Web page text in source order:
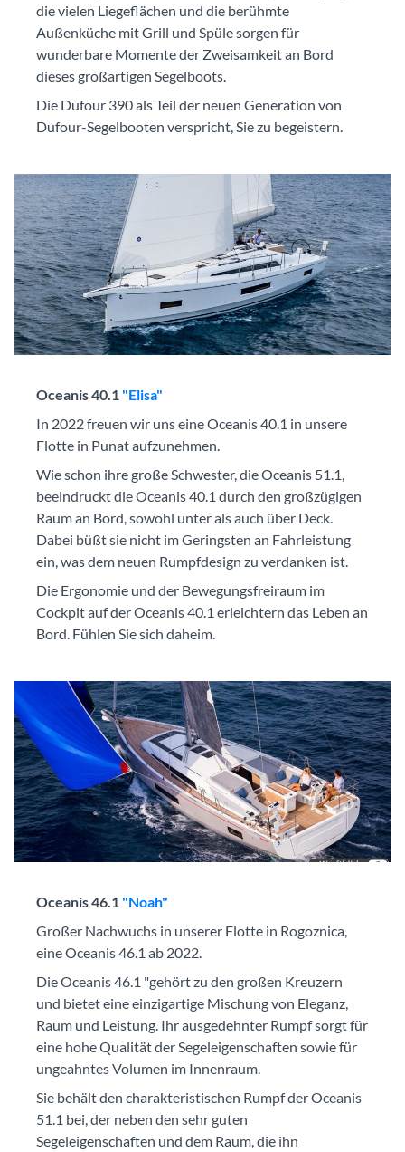
die vielen Liegeflächen und die berühmte
Außenküche mit Grill und Spüle sorgen für
wunderbare Momente der Zweisamkeit an Bord
dieses großartigen Segelboots.
Die Dufour 390 als Teil der neuen Generation von
Dufour-Segelbooten verspricht, Sie zu begeistern.
Oceanis 40.1 "Elisa"
In 2022 freuen wir uns eine Oceanis 40.1 in unsere
Flotte in Punat aufzunehmen.
Wie schon ihre große Schwester, die Oceanis 51.1,
beeindruckt die Oceanis 40.1 durch den großzügigen
Raum an Bord, sowohl unter als auch über Deck.
Dabei büßt sie nicht im Geringsten an Fahrleistung
ein, was dem neuen Rumpfdesign zu verdanken ist.
Die Ergonomie und der Bewegungsfreiraum im
Cockpit auf der Oceanis 40.1 erleichtern das Leben an
Bord. Fühlen Sie sich daheim.
Oceanis 46.1 "Noah"
Großer Nachwuchs in unserer Flotte in Rogoznica,
eine Oceanis 46.1 ab 2022.
Die Oceanis 46.1 "gehört zu den großen Kreuzern
und bietet eine einzigartige Mischung von Eleganz,
Raum und Leistung. Ihr ausgedehnter Rumpf sorgt für
eine hohe Qualität der Segeleigenschaften sowie für
ungeahntes Volumen im Innenraum.
Sie behält den charakteristischen Rumpf der Oceanis
51.1 bei, der neben den sehr guten
Segeleigenschaften und dem Raum, die ihn